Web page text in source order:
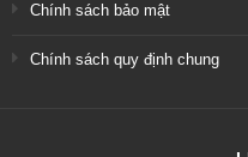
Chính sách bảo mật
Chính sách quy định chung